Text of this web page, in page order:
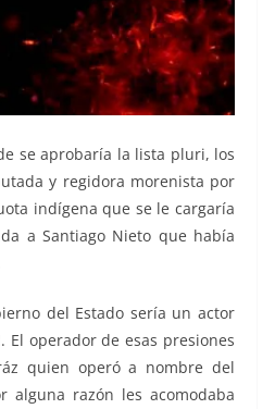
se aprobaría la lista pluri, los
y regidora morenista por
indígena que se le cargaría
a Santiago Nieto que había
del Estado sería un actor
operador de esas presiones
quien operó a nombre del
razón les acomodaba